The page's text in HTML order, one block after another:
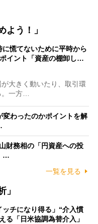
よう！」
に慌てないために平時から
イント「資産の棚卸し…
大きく動いたり、取引環
一方…
わったのかポイントを解
財務相の「円資産への投
…
一覧を見る
」
ッチになり得る」“介入慣
る「日米協調為替介入」